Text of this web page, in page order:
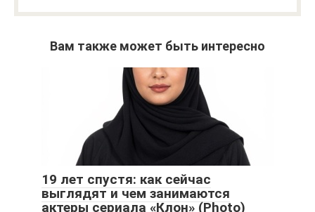
Вам также может быть интересно
19 лет спустя: как сейчас
выглядят и чем занимаются
актеры сериала «Клон» (Photo)